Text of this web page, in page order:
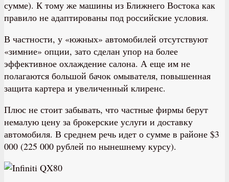
сумме). К тому же машины из Ближнего Востока как
правило не адаптированы под российские условия.
В частности, у «южных» автомобилей отсутствуют
«зимние» опции, зато сделан упор на более
эффективное охлаждение салона. А еще им не
полагаются большой бачок омывателя, повышенная
защита картера и увеличенный клиренс.
Плюс не стоит забывать, что частные фирмы берут
немалую цену за брокерские услуги и доставку
автомобиля. В среднем речь идет о сумме в районе $3
000 (225 000 рублей по нынешнему курсу).